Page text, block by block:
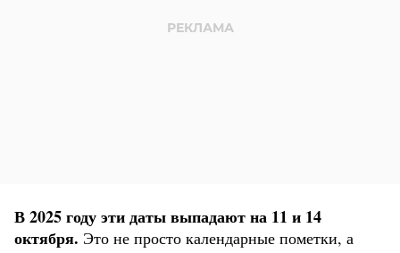
В 2025 году эти даты выпадают на 11 и 14
октября. Это не просто календарные пометки, а